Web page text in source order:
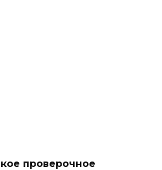
проверочное